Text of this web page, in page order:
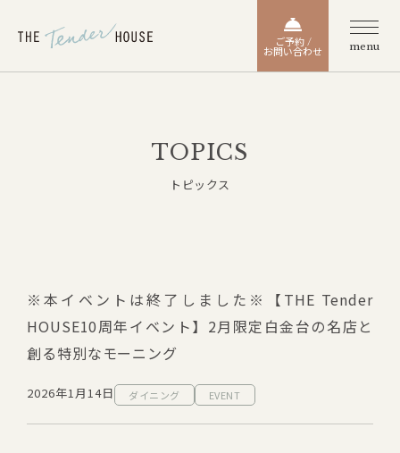
ご予約 /
お問い合わせ menu
TOPICS
トピックス
※本イベントは終了しました※【THE Tender
HOUSE10周年イベント】2月限定白金台の名店と
創る特別なモーニング
2026年1月14日 ダイニング EVENT